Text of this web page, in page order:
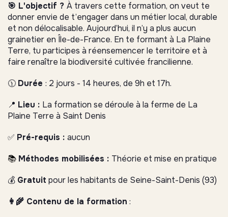
🎯 L'objectif ? À travers cette formation, on veut te
donner envie de t’engager dans un métier local, durable
et non délocalisable. Aujourd’hui, il n’y a plus aucun
grainetier en Île-de-France. En te formant à La Plaine
Terre, tu participes à réensemencer le territoire et à
faire renaître la biodiversité cultivée francilienne.
🕦 Durée : 2 jours - 14 heures, de 9h et 17h.
📍 Lieu : La formation se déroule à la ferme de La
Plaine Terre à Saint Denis
✅ Pré-requis : aucun
📚 Méthodes mobilisées : Théorie et mise en pratique
💰 Gratuit pour les habitants de Seine-Saint-Denis (93)
👩‍🌾 Contenu de la formation :